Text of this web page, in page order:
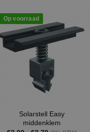
Op voorraad
Solarstell Easy
middenklem